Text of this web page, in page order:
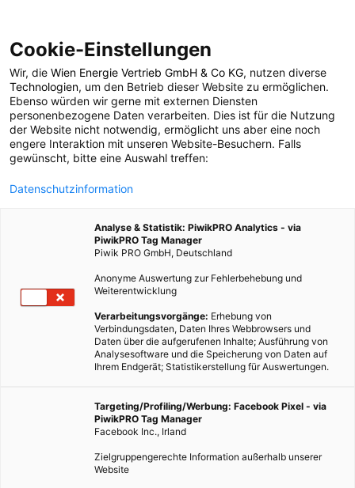
POSTS BY TAG
Ausland
1 BEITRAG
Cookie-Einstellungen
Wir, die Wien Energie Vertrieb GmbH & Co KG, nutzen diverse
Technologien, um den Betrieb dieser Website zu ermöglichen.
Ebenso würden wir gerne mit externen Diensten
personenbezogene Daten verarbeiten. Dies ist für die Nutzung
der Website nicht notwendig, ermöglicht uns aber eine noch
engere Interaktion mit unseren Website-Besuchern. Falls
gewünscht, bitte eine Auswahl treffen:
Datenschutzinformation
Analyse & Statistik: PiwikPRO Analytics - via
PiwikPRO Tag Manager
Piwik PRO GmbH, Deutschland
Anonyme Auswertung zur Fehlerbehebung und
Weiterentwicklung
Verarbeitungsvorgänge: Erhebung von
Verbindungsdaten, Daten Ihres Webbrowsers und
Daten über die aufgerufenen Inhalte; Ausführung von
Analysesoftware und die Speicherung von Daten auf
Ihrem Endgerät; Statistikerstellung für Auswertungen.
Targeting/Profiling/Werbung: Facebook Pixel - via
PiwikPRO Tag Manager
Facebook Inc., Irland
Zielgruppengerechte Information außerhalb unserer
Website